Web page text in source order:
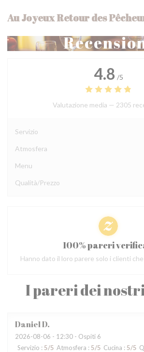
Au Joyeux Retour des
I pareri dei
DanielD
2026-08-06 - 12:30 - Ospiti 6
Servizio : 5/5 Atmosfera : 5/5 Cucina : 5/5
4.8 /5
Valutazione media — 2305
Servizio
Atmosfera
Menu
Qualità/Prezzo
100% pareri
Hanno dato il loro parere solo i clienti